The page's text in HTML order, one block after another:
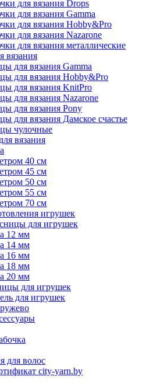
для вязания Drops
для вязания Gamma
для вязания Hobby&Pro
для вязания Nazarone
для вязания металлические
вязания
для вязания Gamma
для вязания Hobby&Pro
для вязания KnitPro
для вязания Nazarone
для вязания Pony
для вязания Дамское счастье
чулочные
вязания
40 см
45 см
50 см
55 см
70 см
игрушек
для игрушек
12 мм
14 мм
16 мм
18 мм
20 мм
для игрушек
для игрушек
для волос
city-yarn.by